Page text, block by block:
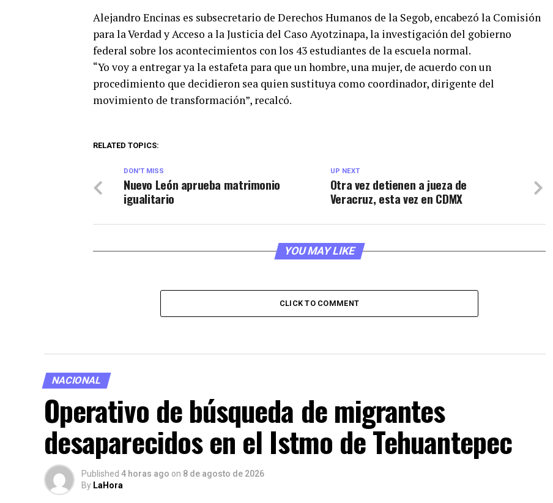
Alejandro Encinas es subsecretario de Derechos Humanos de la Segob, encabezó la Comisión
para la Verdad y Acceso a la Justicia del Caso Ayotzinapa, la investigación del gobierno
federal sobre los acontecimientos con los 43 estudiantes de la escuela normal.
“Yo voy a entregar ya la estafeta para que un hombre, una mujer, de acuerdo con un
procedimiento que decidieron sea quien sustituya como coordinador, dirigente del
movimiento de transformación”, recalcó.
RELATED TOPICS:
UP NEXT
Otra vez detienen a jueza de
Veracruz, esta vez en CDMX
DON'T MISS
Nuevo León aprueba matrimonio
igualitario
YOU MAY LIKE
CLICK TO COMMENT
NACIONAL
Operativo de búsqueda de migrantes
desaparecidos en el Istmo de Tehuantepec
Published 4 horas ago on 8 de agosto de 2026
By LaHora